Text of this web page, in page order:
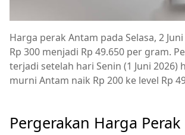
Harga perak Antam pada Selasa, 2
Rp 300 menjadi Rp 49.650 per gram.
terjadi setelah hari Senin (1 Juni 2026)
murni Antam naik Rp 200 ke level Rp
Pergerakan Harga